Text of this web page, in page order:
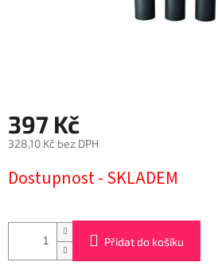
397 Kč
328,10 Kč bez DPH
cena:
Dostupnost - SKLADEM
Přidat do košíku